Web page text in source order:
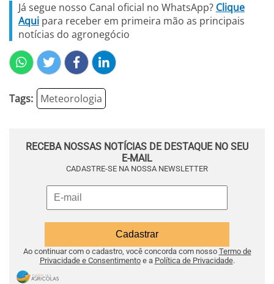
Já segue nosso Canal oficial no WhatsApp? Clique
Aqui para receber em primeira mão as principais
notícias do agronegócio
Tags: Meteorologia
RECEBA NOSSAS NOTÍCIAS DE DESTAQUE NO SEU
E-MAIL
CADASTRE-SE NA NOSSA NEWSLETTER
Ao continuar com o cadastro, você concorda com nosso Termo de
Privacidade e Consentimentoe a Política de Privacidade.